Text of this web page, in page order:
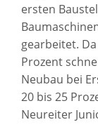
ersten
gearbeitet.
Prozent
Neubau bei
20 bis 25
Neureiter